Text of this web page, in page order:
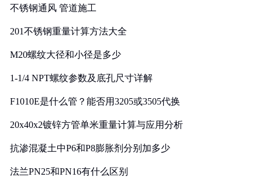
不锈钢通风 管道施工
201不锈钢重量计算方法大全
M20螺纹大径和小径是多少
1-1/4 NPT螺纹参数及底孔尺寸详解
F1010E是什么管？能否用3205或3505代换
20x40x2镀锌方管单米重量计算与应用分析
抗渗混凝土中P6和P8膨胀剂分别加多少
法兰PN25和PN16有什么区别